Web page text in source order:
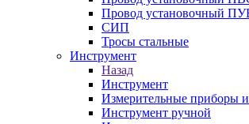
Провод установочный
СИП
Тросы стальные
Инструмент
Назад
Инструмент
Измерительные приборы и
Инструмент ручной